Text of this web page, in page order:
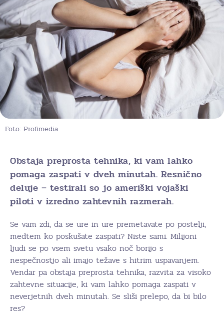
Foto: Profimedia
Obstaja preprosta tehnika, ki vam lahko
pomaga zaspati v dveh minutah. Resnično
deluje – testirali so jo ameriški vojaški
piloti v izredno zahtevnih razmerah.
Se vam zdi, da se ure in ure premetavate po postelji,
medtem ko poskušate zaspati? Niste sami. Milijoni
ljudi se po vsem svetu vsako noč borijo s
nespečnostjo ali imajo težave s hitrim uspavanjem.
Vendar pa obstaja preprosta tehnika, razvita za visoko
zahtevne situacije, ki vam lahko pomaga zaspati v
neverjetnih dveh minutah. Se sliši prelepo, da bi bilo
res?